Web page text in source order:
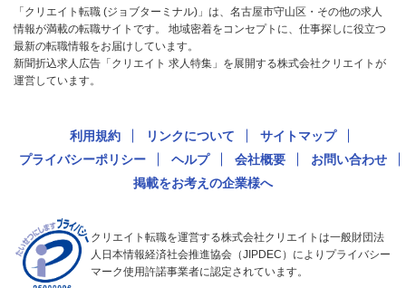
「クリエイト転職 (ジョブターミナル)」は、名古屋市守山区・その他の求人
情報が満載の転職サイトです。 地域密着をコンセプトに、仕事探しに役立つ
最新の転職情報をお届けしています。
新聞折込求人広告「クリエイト 求人特集」を展開する株式会社クリエイトが
運営しています。
利用規約 リンクについて
サイトマップ
プライバシーポリシー
ヘルプ 会社概要
お問い合わせ
掲載をお考えの企業様へ
クリエイト転職を運営する株式会社クリエイトは一般財団法
人日本情報経済社会推進協会（JIPDEC）によりプライバシー
マーク使用許諾事業者に認定されています。